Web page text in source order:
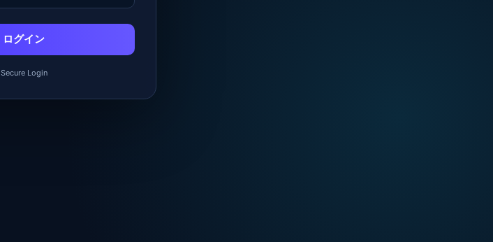
ログイン
Secure Login